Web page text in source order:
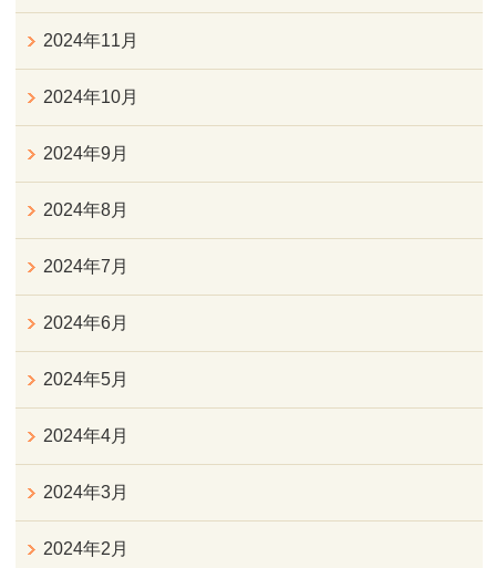
2024年11月
2024年10月
2024年9月
2024年8月
2024年7月
2024年6月
2024年5月
2024年4月
2024年3月
2024年2月